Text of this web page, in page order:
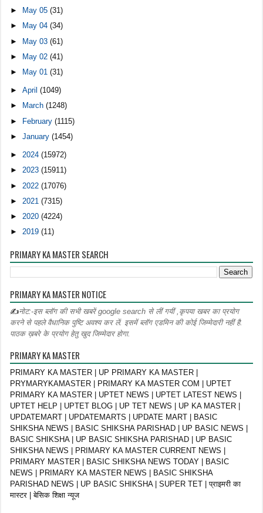
►
May 05(31)
►
May 04(34)
► May 03(61)
► May 02(41)
►
May 01(31)
►April(1049)
►
March(1248)
► February(1115)
►January(1454)
►2024(15972)
►2023(15911)
► 2022(17076)
► 2021(7315)
► 2020(4224)
►2019(11)
PRIMARY KA MASTER SEARCH
PRIMARY KA MASTER NOTICE
✍नोट:-इस ब्लॉग की सभी खबरें google search से लीं गयीं ,कृपया खबर का प्रयोग
करने से पहले वैधानिक पुष्टि अवश्य कर लें. इसमें ब्लॉग एडमिन की कोई जिम्मेदारी नहीं है.
पाठक ख़बरे के प्रयोग हेतु खुद जिम्मेदार होगा.
PRIMARY KA MASTER
PRIMARY KA MASTER | UP PRIMARY KA MASTER |
PRYMARYKAMASTER | PRIMARY KA MASTER COM | UPTET
PRIMARY KA MASTER | UPTET NEWS | UPTET LATEST NEWS |
UPTET HELP | UPTET BLOG | UP TET NEWS | UP KA MASTER |
UPDATEMART | UPDATEMARTS | UPDATE MART | BASIC
SHIKSHA NEWS | BASIC SHIKSHA PARISHAD | UP BASIC NEWS |
BASIC SHIKSHA | UP BASIC SHIKSHA PARISHAD | UP BASIC
SHIKSHA NEWS | PRIMARY KA MASTER CURRENT NEWS |
PRIMARY MASTER | BASIC SHIKSHA NEWS TODAY | BASIC
NEWS | PRIMARY KA MASTER NEWS | BASIC SHIKSHA
PARISHAD NEWS | UP BASIC SHIKSHA | SUPER TET | प्राइमरी का
मास्टर | बेसिक शिक्षा न्यूज